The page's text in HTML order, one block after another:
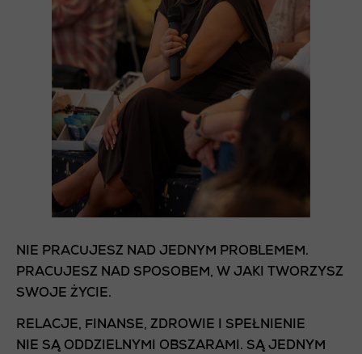
NIE PRACUJESZ NAD JEDNYM PROBLEMEM.
PRACUJESZ NAD SPOSOBEM, W JAKI TWORZYSZ
SWOJE ŻYCIE.
RELACJE, FINANSE, ZDROWIE I SPEŁNIENIE
NIE SĄ ODDZIELNYMI OBSZARAMI. SĄ JEDNYM